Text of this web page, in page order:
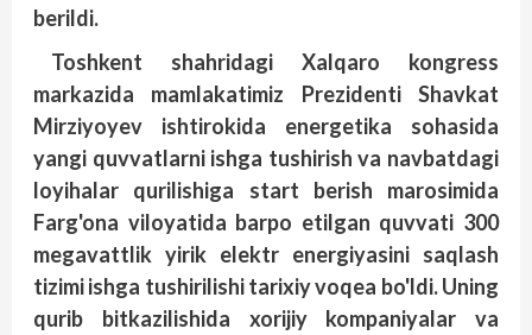
berildi.
Toshkent shahridagi Xalqaro kongress
markazida mamlakatimiz Prezidenti Shavkat
Mirziyoyev ishtirokida energetika sohasida
yangi quvvatlarni ishga tushirish va navbatdagi
loyihalar qurilishiga start berish marosimida
Farg'ona viloyatida barpo etilgan quvvati 300
megavattlik yirik elektr energiyasini saqlash
tizimi ishga tushirilishi tarixiy voqea bo'ldi. Uning
qurib bitkazilishida xorijiy kompaniyalar va